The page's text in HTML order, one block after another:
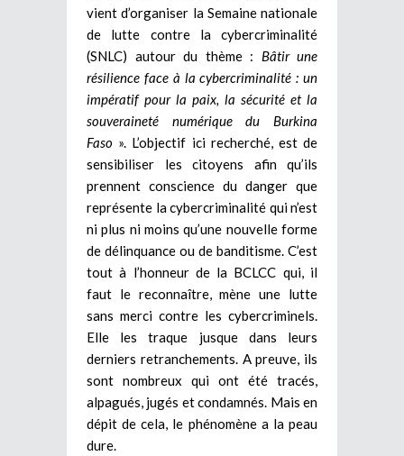
vient d’organiser la Semaine nationale
de lutte contre la cybercriminalité
(SNLC) autour du thème : Bâtir une
résilience face à la cybercriminalité : un
impératif pour la paix, la sécurité et la
souveraineté numérique du Burkina
Faso ». L’objectif ici recherché, est de
sensibiliser les citoyens afin qu’ils
prennent conscience du danger que
représente la cybercriminalité qui n’est
ni plus ni moins qu’une nouvelle forme
de délinquance ou de banditisme. C’est
tout à l’honneur de la BCLCC qui, il
faut le reconnaître, mène une lutte
sans merci contre les cybercriminels.
Elle les traque jusque dans leurs
derniers retranchements. A preuve, ils
sont nombreux qui ont été tracés,
alpagués, jugés et condamnés. Mais en
dépit de cela, le phénomène a la peau
dure.